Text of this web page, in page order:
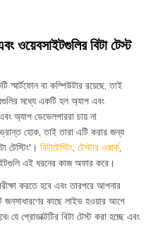
বিটা টেস্ট
বা কম্পিউটার রয়েছে, তাই
মধ্যে একটি হল অ্যাপ এবং
অ্যাপ ডেভেলপাররা চায় না
হোক, তাই তারা এটি করার জন্য
টেস্টিং'। বিটাটেস্টিং, টেস্টার ওয়ার্ক,
এই ধরনের কাজ অফার করে।
করতে হবে এবং তারপরে আপনার
জনসাধারণের কাছে লাইভ হওয়ার আগে
প্রোডাক্টটির বিটা টেস্ট করা হচ্ছে এবং